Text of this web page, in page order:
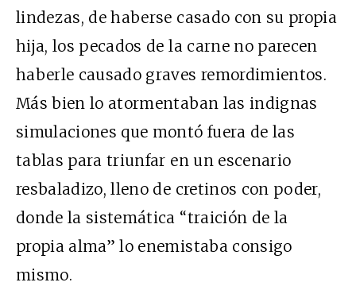
lindezas, de haberse casado con su propia
hija, los pecados de la carne no parecen
haberle causado graves remordimientos.
Más bien lo atormentaban las indignas
simulaciones que montó fuera de las
tablas para triunfar en un escenario
resbaladizo, lleno de cretinos con poder,
donde la sistemática “traición de la
propia alma” lo enemistaba consigo
mismo.